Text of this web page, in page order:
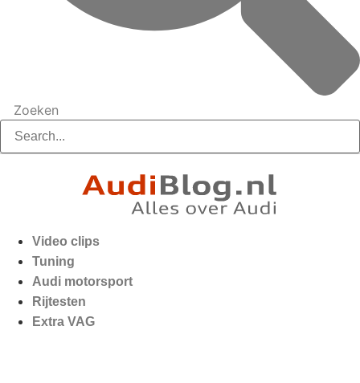
Zoeken
Video clips
Tuning
Audi motorsport
Rijtesten
Extra VAG